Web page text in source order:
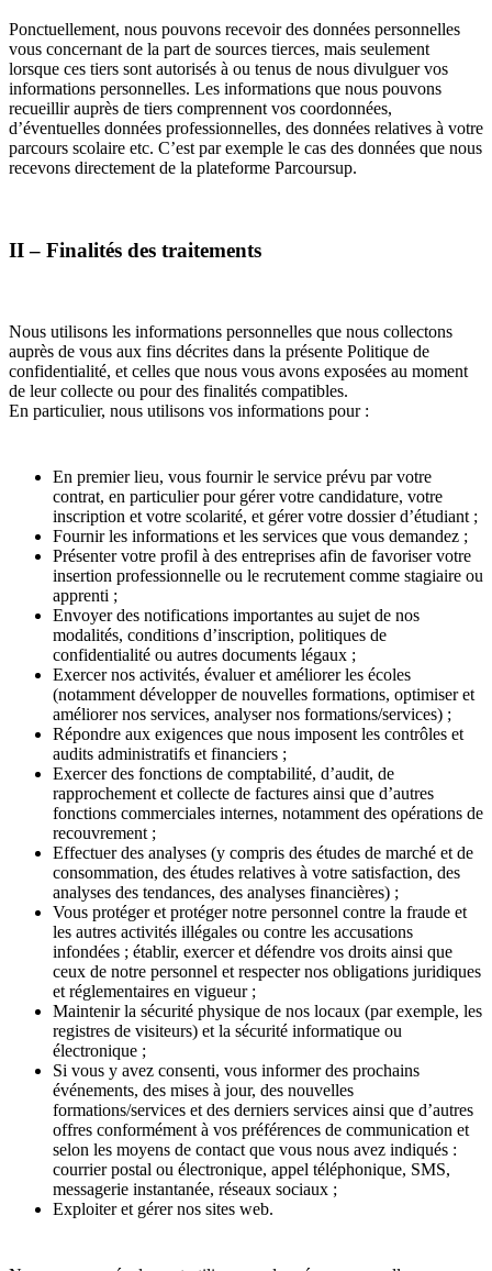
Ponctuellement, nous pouvons recevoir des données personnelles
vous concernant de la part de sources tierces, mais seulement
lorsque ces tiers sont autorisés à ou tenus de nous divulguer vos
informations personnelles. Les informations que nous pouvons
recueillir auprès de tiers comprennent vos coordonnées,
d’éventuelles données professionnelles, des données relatives à votre
parcours scolaire etc. C’est par exemple le cas des données que nous
recevons directement de la plateforme Parcoursup.
II – Finalités des traitements
Nous utilisons les informations personnelles que nous collectons
auprès de vous aux fins décrites dans la présente Politique de
confidentialité, et celles que nous vous avons exposées au moment
de leur collecte ou pour des finalités compatibles.
En particulier, nous utilisons vos informations pour :
En premier lieu, vous fournir le service prévu par votre
contrat, en particulier pour gérer votre candidature, votre
inscription et votre scolarité, et gérer votre dossier d’étudiant ;
Fournir les informations et les services que vous demandez ;
Présenter votre profil à des entreprises afin de favoriser votre
insertion professionnelle ou le recrutement comme stagiaire ou
apprenti ;
Envoyer des notifications importantes au sujet de nos
modalités, conditions d’inscription, politiques de
confidentialité ou autres documents légaux ;
Exercer nos activités, évaluer et améliorer les écoles
(notamment développer de nouvelles formations, optimiser et
améliorer nos services, analyser nos formations/services) ;
Répondre aux exigences que nous imposent les contrôles et
audits administratifs et financiers ;
Exercer des fonctions de comptabilité, d’audit, de
rapprochement et collecte de factures ainsi que d’autres
fonctions commerciales internes, notamment des opérations de
recouvrement ;
Effectuer des analyses (y compris des études de marché et de
consommation, des études relatives à votre satisfaction, des
analyses des tendances, des analyses financières) ;
Vous protéger et protéger notre personnel contre la fraude et
les autres activités illégales ou contre les accusations
infondées ; établir, exercer et défendre vos droits ainsi que
ceux de notre personnel et respecter nos obligations juridiques
et réglementaires en vigueur ;
Maintenir la sécurité physique de nos locaux (par exemple, les
registres de visiteurs) et la sécurité informatique ou
électronique ;
Si vous y avez consenti, vous informer des prochains
événements, des mises à jour, des nouvelles
formations/services et des derniers services ainsi que d’autres
offres conformément à vos préférences de communication et
selon les moyens de contact que vous nous avez indiqués :
courrier postal ou électronique, appel téléphonique, SMS,
messagerie instantanée, réseaux sociaux ;
Exploiter et gérer nos sites web.